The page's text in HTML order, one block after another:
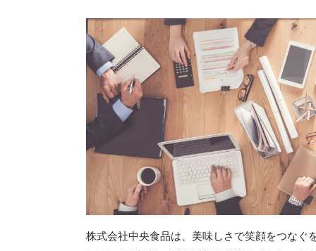
株式会社中央食品は、美味しさで笑顔をつなぐ